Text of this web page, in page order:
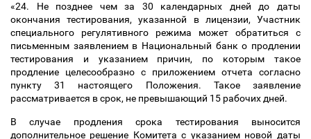
«24. Не позднее чем за 30 календарных дней до даты
окончания тестирования, указанной в лицензии, Участник
специального регулятивного режима может обратиться с
письменным заявлением в Национальный банк о продлении
тестирования и указанием причин, по которым такое
продление целесообразно с приложением отчета согласно
пункту 31 настоящего Положения. Такое заявление
рассматривается в срок, не превышающий 15 рабочих дней.
В случае продления срока тестирования выносится
дополнительное решение Комитета с указанием новой даты